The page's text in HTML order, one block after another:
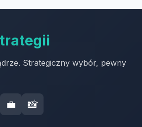
Strategiczny wybór, pewny
💼 📸